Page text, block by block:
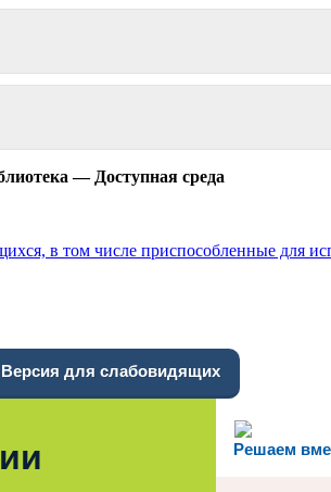
— Доступная среда
в том числе приспособленные для
Версия для слабовидящих
Решаем